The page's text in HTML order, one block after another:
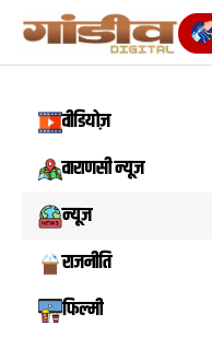
वीडियोज़
वाराणसी न्यूज़
न्यूज़
राजनीति
फिल्मी